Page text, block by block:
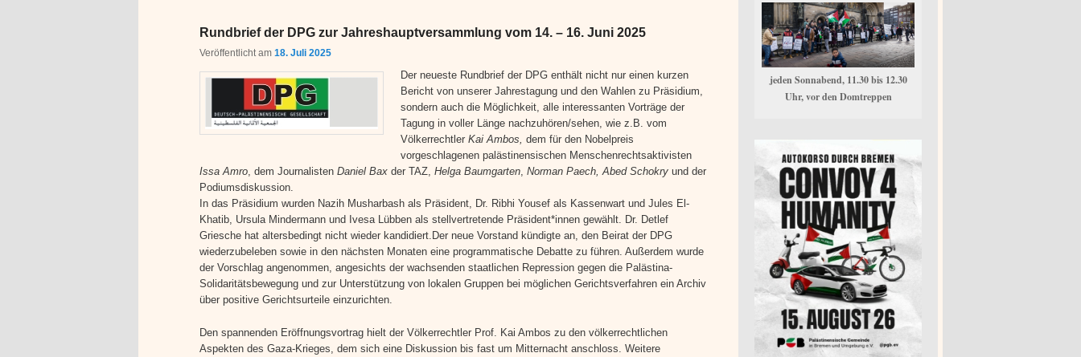
springen
Rundbrief der DPG zur Jahreshauptversammlung vom 14. – 16. Juni 2025
Veröffentlicht am 18. Juli 2025
Der neueste Rundbrief der DPG enthält nicht nur einen kurzen
Bericht von unserer Jahrestagung und den Wahlen zu Präsidium,
sondern auch die Möglichkeit, alle interessanten Vorträge der
Tagung in voller Länge nachzuhören/sehen, wie z.B. vom
VölkerrechtlerKai Ambos, dem für den Nobelpreis
vorgeschlagenen palästinensischen Menschenrechtsaktivisten
Issa Amro , dem Journalisten Daniel Bax der TAZ, Helga Baumgarten Norman Paech, Abed Schokry und der
Podiumsdiskussion.
In das Präsidium wurden Nazih Musharbash als Präsident, Dr. Ribhi Yousef als Kassenwart und Jules El-
Khatib, Ursula Mindermann und Ivesa Lübben als stellvertretende Präsident*innen gewählt. Dr. Detlef
Griesche hat altersbedingt nicht wieder kandidiert.Der neue Vorstand kündigte an, den Beirat der DPG
wiederzubeleben sowie in den nächsten Monaten eine programmatische Debatte zu führen. Außerdem wurde
der Vorschlag angenommen, angesichts der wachsenden staatlichen Repression gegen die Palästina-
Solidaritätsbewegung und zur Unterstützung von lokalen Gruppen bei möglichen Gerichtsverfahren ein Archiv
über positive Gerichtsurteile einzurichten.
Den spannenden Eröffnungsvortrag hielt der Völkerrechtler Prof. Kai Ambos zu den völkerrechtlichen
Aspekten des Gaza-Krieges, dem sich eine Diskussion bis fast um Mitternacht anschloss. Weitere
jeden Sonnabend, 11.30 bis 12.30
Uhr, vor den Domtreppen